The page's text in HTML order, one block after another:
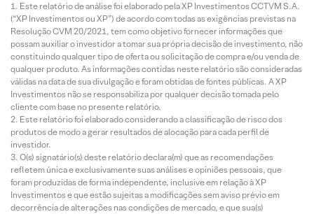
Este relatório de análise foi elaborado pela XP Investimentos CCTVM S.A.
(“XP Investimentos ou XP”) de acordo com todas as exigências previstas na
Resolução CVM 20/2021, tem como objetivo fornecer informações que
possam auxiliar o investidor a tomar sua própria decisão de investimento, não
constituindo qualquer tipo de oferta ou solicitação de compra e/ou venda de
qualquer produto. As informações contidas neste relatório são consideradas
válidas na data de sua divulgação e foram obtidas de fontes públicas. A XP
Investimentos não se responsabiliza por qualquer decisão tomada pelo
cliente com base no presente relatório.
Este relatório foi elaborado considerando a classificação de risco dos
produtos de modo a gerar resultados de alocação para cada perfil de
investidor.
O(s) signatário(s) deste relatório declara(m) que as recomendações
refletem única e exclusivamente suas análises e opiniões pessoais, que
foram produzidas de forma independente, inclusive em relação à XP
Investimentos e que estão sujeitas a modificações sem aviso prévio em
decorrência de alterações nas condições de mercado, e que sua(s)